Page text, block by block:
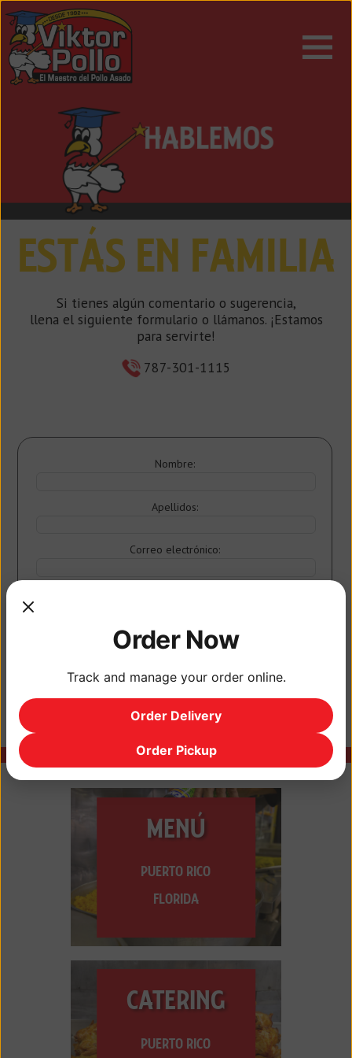
ESTÁS EN FAMILIA
Si tienes algún comentario o sugerencia,
llena el siguiente formulario o llámanos. ¡Estamos
para servirte!
787-301-1115
Nombre:
Apellidos:
Correo electrónico:
MENÚ
PUERTO RICO
FLORIDA
CATERING
PUERTO RICO
Order Now
Track and manage your order online.
Order Delivery
Order Pickup